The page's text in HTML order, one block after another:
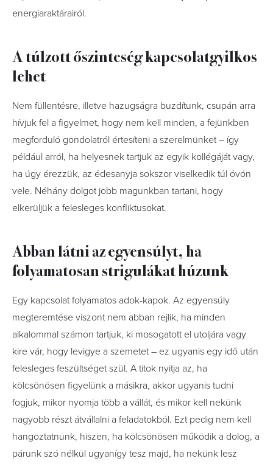
energiaraktárairól.
A túlzott őszinteség kapcsolatgyilkos
lehet
Nem füllentésre, illetve hazugságra buzdítunk, csupán arra
hívjuk fel a figyelmet, hogy nem kell minden, a fejünkben
megforduló gondolatról értesíteni a szerelmünket – így
például arról, ha helyesnek tartjuk az egyik kollégáját vagy,
ha úgy érezzük, az édesanyja sokszor viselkedik túl óvón
vele. Néhány dolgot jobb magunkban tartani, hogy
elkerüljük a felesleges konfliktusokat.
Abban látni az egyensúlyt, ha
folyamatosan strigulákat húzunk
Egy kapcsolat folyamatos adok-kapok. Az egyensúly
megteremtése viszont nem abban rejlik, ha minden
alkalommal számon tartjuk, ki mosogatott el utoljára vagy
kire vár, hogy levigye a szemetet – ez ugyanis egy idő után
felesleges feszültséget szül. A titok nyitja az, ha
kölcsönösen figyelünk a másikra, akkor ugyanis tudni
fogjuk, mikor nyomja több a vállát, és mikor kell nekünk
nagyobb részt átvállalni a feladatokból. Ezt pedig nem kell
hangoztatnunk, hiszen, ha kölcsönösen működik a dolog, a
párunk szó nélkül ugyanígy tesz majd, ha nekünk lesz